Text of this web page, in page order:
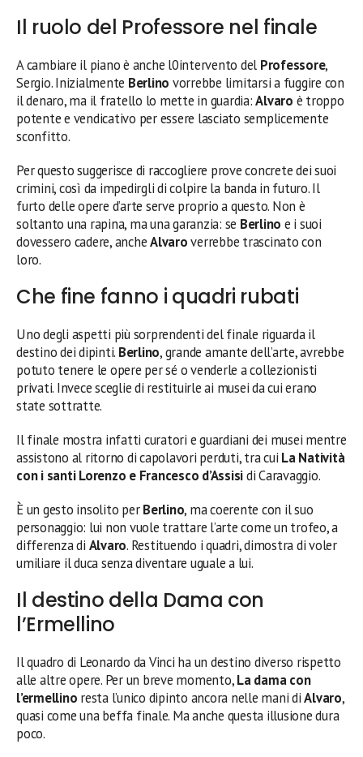
Il ruolo del Professore nel finale
A cambiare il piano è anche l0intervento del Professore,
Sergio. Inizialmente Berlino vorrebbe limitarsi a fuggire con
il denaro, ma il fratello lo mette in guardia:Alvaro è troppo
potente e vendicativo per essere lasciato semplicemente
sconfitto.
Per questo suggerisce di raccogliere prove concrete dei suoi
crimini, così da impedirgli di colpire la banda in futuro. Il
furto delle opere d’arte serve proprio a questo. Non è
soltanto una rapina, ma una garanzia: se Berlino e i suoi
dovessero cadere, ancheAlvaroverrebbe trascinato con
loro.
Che fine fanno i quadri rubati
Uno degli aspetti più sorprendenti del finale riguarda il
destino dei dipinti. Berlino, grande amante dell’arte, avrebbe
potuto tenere le opere per sé o venderle a collezionisti
privati. Invece sceglie di restituirle ai musei da cui erano
state sottratte.
Il finale mostra infatti curatori e guardiani dei musei mentre
assistono al ritorno di capolavori perduti, tra cui La Natività
con i santi Lorenzo e Francesco d’Assisidi Caravaggio.
È un gesto insolito perBerlino, ma coerente con il suo
personaggio: lui non vuole trattare l’arte come un trofeo, a
differenza di Alvaro. Restituendo i quadri, dimostra di voler
umiliare il duca senza diventare uguale a lui.
Il destino della Dama con
l’Ermellino
Il quadro di Leonardo da Vinci ha un destino diverso rispetto
alle altre opere. Per un breve momento,La dama con
l’ermellino resta l’unico dipinto ancora nelle mani diAlvaro,
quasi come una beffa finale. Ma anche questa illusione dura
poco.